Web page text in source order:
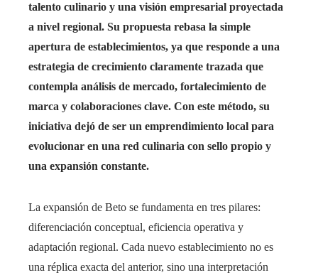
talento culinario y una visión empresarial proyectada
a nivel regional. Su propuesta rebasa la simple
apertura de establecimientos, ya que responde a una
estrategia de crecimiento claramente trazada que
contempla análisis de mercado, fortalecimiento de
marca y colaboraciones clave. Con este método, su
iniciativa dejó de ser un emprendimiento local para
evolucionar en una red culinaria con sello propio y
una expansión constante.
La expansión de Beto se fundamenta en tres pilares:
diferenciación conceptual, eficiencia operativa y
adaptación regional. Cada nuevo establecimiento no es
una réplica exacta del anterior, sino una interpretación